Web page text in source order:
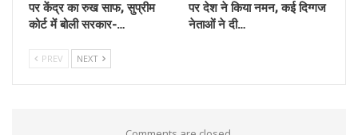
पर केंद्र का रुख साफ, सुप्रीम
कोर्ट में बोली सरकार-…
पर देश ने किया नमन, कई दिग्गज
नेताओं ने दी…
PREV NEXT